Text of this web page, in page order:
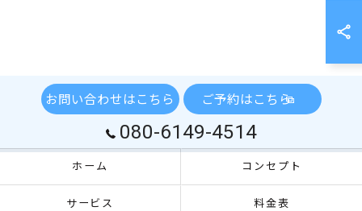
080-6149-4514
お問い合わせはこちら ご予約はこちら
ホーム コンセプト
サービス 料金表